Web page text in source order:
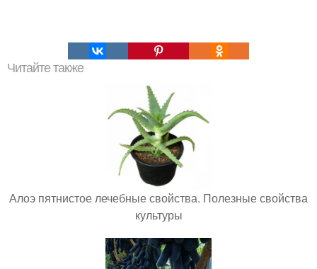
Читайте также
Алоэ пятнистое лечебные свойства. Полезные свойства
культуры